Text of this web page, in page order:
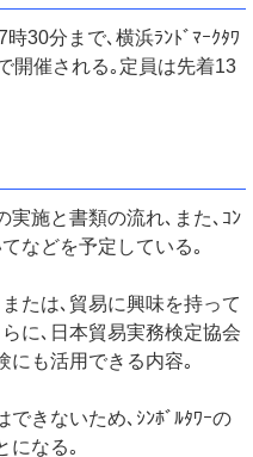
30分まで､横浜ﾗﾝﾄﾞﾏｰｸﾀﾜ
開催される｡定員は先着13
実施と書類の流れ､また､ｺﾝ
などを予定している｡
たは､貿易に興味を持って
に､日本貿易実務検定協会
にも活用できる内容｡
できないため､ｼﾝﾎﾞﾙﾀﾜｰの
になる｡